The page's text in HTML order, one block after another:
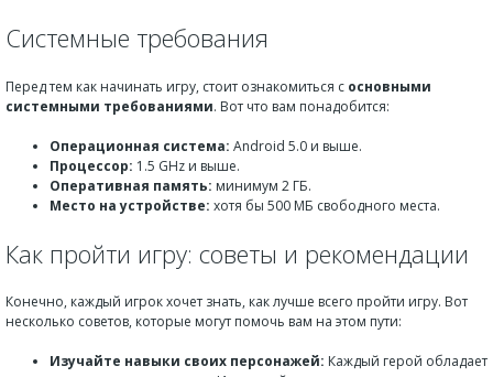
Системные требования
Перед тем как начинать игру, стоит ознакомиться с основными
системными требованиями. Вот что вам понадобится:
Операционная система: Android 5.0 и выше.
Процессор: 1.5 GHz и выше.
Оперативная память: минимум 2 ГБ.
Место на устройстве: хотя бы 500 МБ свободного места.
Как пройти игру: советы и рекомендации
Конечно, каждый игрок хочет знать, как лучше всего пройти игру. Вот
несколько советов, которые могут помочь вам на этом пути:
Изучайте навыки своих персонажей: Каждый герой обладает